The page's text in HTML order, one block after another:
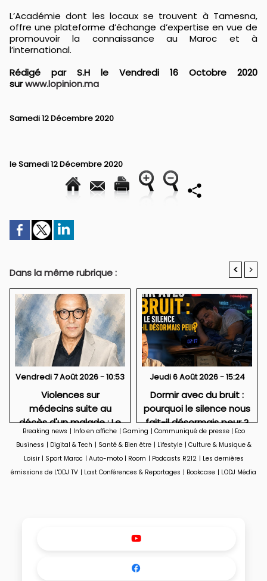
L’Académie dont les locaux se trouvent à Tamesna,
offre une plateforme d’échange d’expertise en vue de
promouvoir la connaissance au Maroc et à
l’international.
Rédigé par S.H le Vendredi 16 Octobre 2020
surwww.lopinion.ma
Samedi 12 Décembre 2020
le Samedi 12 Décembre 2020
Dans la même rubrique : < >
Vendredi 7 Août 2026 - 10:53
Violences sur
médecins suite au
décès d'un malade : Le
drame caché de la
médecine.
Jeudi 6 Août 2026 - 15:24
Dormir avec du bruit :
pourquoi le silence nous
fait-il désormais peur ?
Breaking news | Info en affiche | Gaming | Communiqué de presse | Eco
Business | Digital & Tech | Santé & Bien être | Lifestyle | Culture & Musique &
Loisir | Sport Maroc | Auto-moto | Room | Podcasts R212 | Les dernières
émissions de L'ODJ TV | Last Conférences & Reportages | Bookcase | LODJ Média